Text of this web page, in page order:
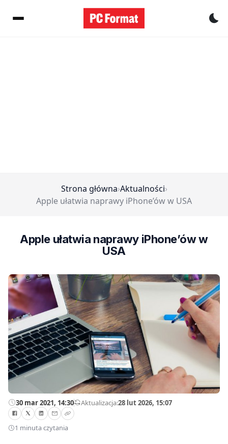
Strona główna›Aktualności›
Apple ułatwia naprawy iPhone’ów w USA
Apple ułatwia naprawy iPhone’ów w
USA
30 mar 2021, 14:30—Aktualizacja:28 lut 2026, 15:07
1 minuta czytania